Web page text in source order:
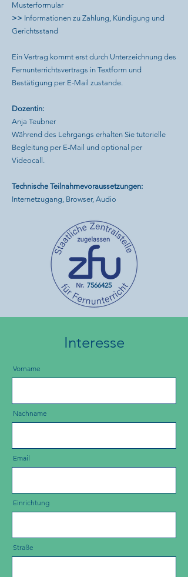
Musterformular
>> Informationen zu Zahlung, Kündigung und
Gerichtsstand
Ein Vertrag kommt erst durch Unterzeichnung des
Fernunterrichtsvertrags in Textform und
Bestätigung per E-Mail zustande.​
Dozentin:
Anja Teubner
Während des Lehrgangs erhalten Sie tutorielle
Begleitung per E-Mail und optional per
Videocall.
Technische Teilnahmevoraussetzungen:
Internetzugang, Browser, Audio
7566425
Interesse
Vorname
Nachname
Email
Einrichtung
Straße